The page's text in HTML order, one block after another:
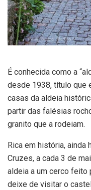
É conhecida como a
desde 1938, título que
casas da aldeia
partir das falésias
granito que a rodeiam.
Rica em história,
Cruzes, a cada 3 de
aldeia a um cerco feito
deixe de visitar o